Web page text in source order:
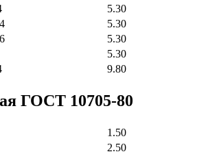
5.30
5.30
5.30
5.30
9.80
ГОСТ 10705-80
1.50
2.50